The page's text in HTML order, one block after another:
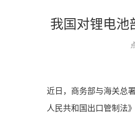
我国对锂电池
近日，商务部与海关总
人民共和国出口管制法